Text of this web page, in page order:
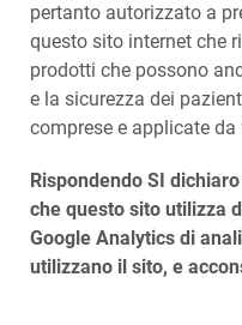
pertanto autorizzato a
questo sito internet che
prodotti che possono
e la sicurezza dei
comprese e applicate
Rispondendo SI
che questo sito utilizza
Google Analytics di
utilizzano il sito, e